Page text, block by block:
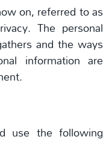
on, referred to as
The personal
and the ways
information are
use the following